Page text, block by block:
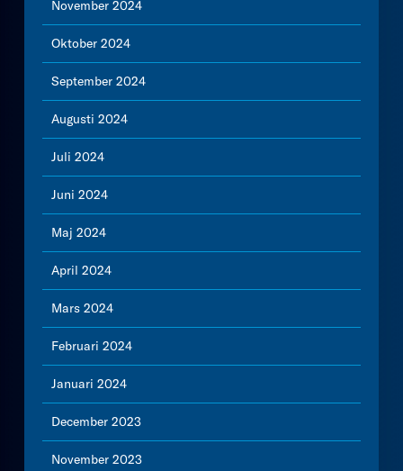
November 2024
Oktober 2024
September 2024
Augusti 2024
Juli 2024
Juni 2024
Maj 2024
April 2024
Mars 2024
Februari 2024
Januari 2024
December 2023
November 2023